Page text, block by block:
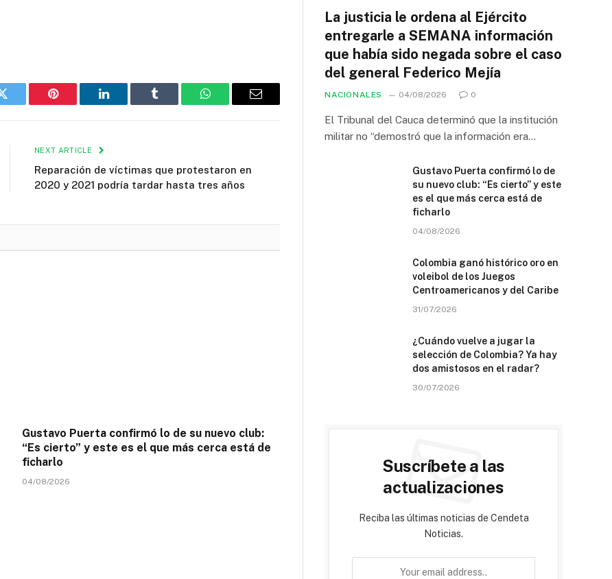
Twitter Pinterest LinkedIn Tumblr WhatsAppEmail
NEXT ARTICLE
Reparación de víctimas que protestaron en
2020 y 2021 podría tardar hasta tres años
Gustavo Puerta confirmó lo de su nuevo club:
“Es cierto” y este es el que más cerca está de
ficharlo
04/08/2026
La justicia le ordena al Ejército
entregarle a SEMANA información
que había sido negada sobre el caso
del general Federico Mejía
NACIONALES 04/08/2026 0
El Tribunal del Cauca determinó que la institución
militar no “demostró que la información era…
Gustavo Puerta confirmó lo de
su nuevo club: “Es cierto” y este
es el que más cerca está de
ficharlo
04/08/2026
Colombia ganó histórico oro en
voleibol de los Juegos
Centroamericanos y del Caribe
31/07/2026
¿Cuándo vuelve a jugar la
selección de Colombia? Ya hay
dos amistosos en el radar?
30/07/2026
Suscríbete a las
actualizaciones
Reciba las últimas noticias de Cendeta
Noticias.